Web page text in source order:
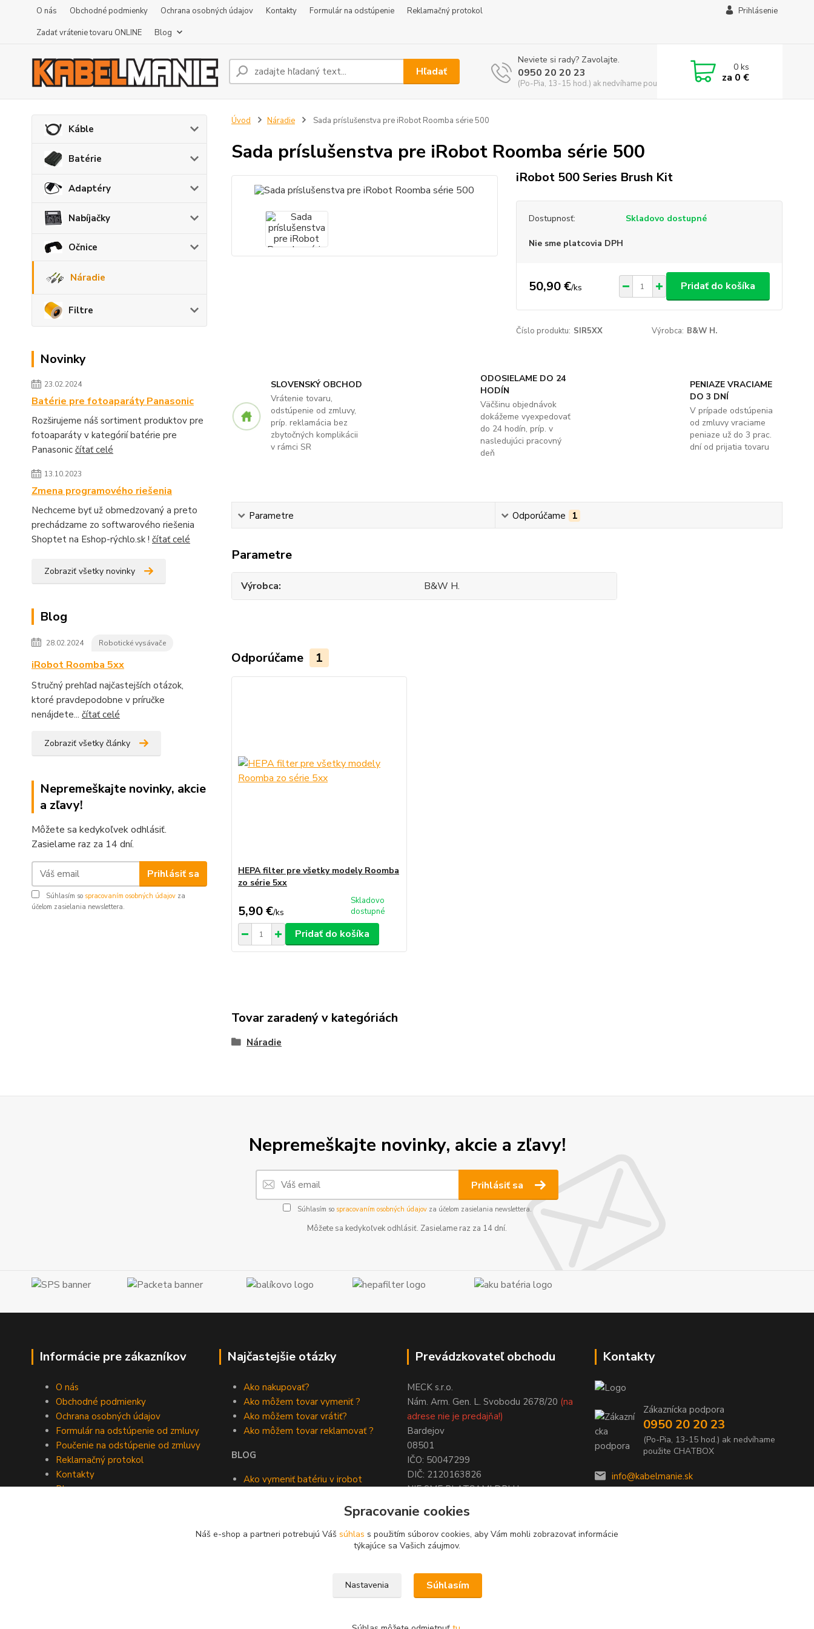
O nás Obchodné podmienky Ochrana osobných údajov Kontakty Formulár na odstúpenie
Reklamačný protokol
Zadať vrátenie tovaru ONLINE
Blog
Prihlásenie
Hľadať
Neviete si rady? Zavolajte.
0950 20 20 23
(Po-Pia, 13-15 hod.) ak nedvíhame použite CHATBOX
0ks
za 0 €
Káble
Batérie
Adaptéry
Nabíjačky
Očnice
Náradie
Filtre
Novinky
23.02.2024
Batérie pre fotoaparáty Panasonic
Rozširujeme náš sortiment produktov pre
fotoaparáty v kategórií batérie pre
Panasonic čítať celé
13.10.2023
Zmena programového riešenia
Nechceme byť už obmedzovaný a preto
prechádzame zo softwarového riešenia
Shoptet na Eshop-rýchlo.sk ! čítať celé
Zobraziť všetky novinky
Blog
28.02.2024 Robotické vysávače
iRobot Roomba 5xx
Stručný prehľad najčastejších otázok,
ktoré pravdepodobne v príručke
nenájdete... čítať celé
Zobraziť všetky články
Nepremeškajte novinky, akcie
a zľavy!
Môžete sa kedykoľvek odhlásiť.
Zasielame raz za 14 dní.
Prihlásiť sa
Súhlasím so spracovaním osobných údajov za
účelom zasielania newslettera.
Úvod Náradie Sada príslušenstva pre iRobot Roomba série 500
Sada príslušenstva pre iRobot Roomba série 500
iRobot 500 Series Brush Kit
Dostupnosť: Skladovo dostupné
Nie sme platcovia DPH
50,90 €/ks Pridať do košíka
Číslo produktu: SIR5XX Výrobca: B&W H.
SLOVENSKÝ OBCHOD
Vrátenie tovaru,
odstúpenie od zmluvy,
príp. reklamácia bez
zbytočných komplikácii
v rámci SR
ODOSIELAME DO 24
HODÍN
Väčšinu objednávok
dokážeme vyexpedovať
do 24 hodín, príp. v
nasledujúci pracovný
deň
PENIAZE VRACIAME
DO 3 DNÍ
V prípade odstúpenia
od zmluvy vraciame
peniaze už do 3 prac.
dní od prijatia tovaru
Parametre Odporúčame 1
Parametre
Výrobca B&W H.
Odporúčame 1
HEPA filter pre všetky modely Roomba
zo série 5xx
5,90 €/ks
Skladovo
dostupné
Pridať do košíka
Tovar zaradený v kategóriách
Náradie
Nepremeškajte novinky, akcie a zľavy!
Prihlásiť sa
Súhlasím so spracovaním osobných údajovza účelom zasielania newslettera.
Môžete sa kedykoľvek odhlásiť. Zasielame raz za 14 dní.
Informácie pre zákazníkov
O nás
Obchodné podmienky
Ochrana osobných údajov
Formulár na odstúpenie od zmluvy
Poučenie na odstúpenie od zmluvy
Reklamačný protokol
Kontakty
Blog
Najčastejšie otázky
Ako nakupovať?
Ako môžem tovar vymeniť ?
Ako môžem tovar vrátiť?
Ako môžem tovar reklamovať ?
BLOG
Ako vymeniť batériu v irobot
Kedy vymeniť batériu roomba
Prevádzkovateľ obchodu
MECK s.r.o.
Nám. Arm. Gen. L. Svobodu 2678/20 (na
adrese nie je predajňa!)
Bardejov
08501
IČO: 50047299
DIČ: 2120163826
NIE SME PLATCAMI DPH !
Kontakty
Zákaznícka podpora
0950 20 20 23
(Po-Pia, 13-15 hod.) ak nedvíhame
použite CHATBOX
info@kabelmanie.sk
Upravit sběr cookies.
Spracovanie cookies
Náš e-shop a partneri potrebujú Váš súhlas s použitím súborov cookies, aby Vám mohli zobrazovať informácie
týkajúce sa Vašich záujmov.
Nastavenia Súhlasím